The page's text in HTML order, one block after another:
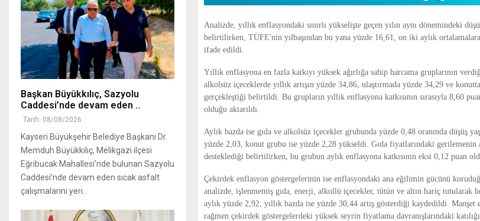
Analizde, yıllık enflasyondaki sınırlı yükselişte geçen yılın aynı dönemindeki
belirtilirken, TÜFE'nin yılbaşından bu yana yüzde 16,61, on iki aylık
ifade edildi.
Yıllık enflasyona en fazla katkıyı yüksek ağırlığa sahip harcama gruplarının
alkolsüz içeceklerde yıllık artışın yüzde 34,86, ulaştırmada yüzde 34,29 ve
gerçekleştiği belirtildi. Bu grupların yıllık enflasyona katkısının sırasıyla 8,60
olduğu aktarıldı.
Aylık bazda ise gıda ve alkolsüz içecekler grubunda yüzde 0,48 oranında düşüş
yüzde 2,03, konut grubu ise yüzde 2,28 yükseldi. Gıda fiyatlarındaki gerilemenin
desteklediği belirtilirken, bu grubun aylık enflasyona katkısının eksi 0,12 puan
Çekirdek enflasyon göstergelerinin ise enflasyondaki ana eğilimin gücünü
analizde, işlenmemiş gıda, enerji, alkollü içecekler, tütün ve altın hariç tutularak
aylık yüzde 2,92, yıllık bazda ise yüzde 30,44 artış gösterdiği kaydedildi. Manşet
rağmen çekirdek göstergelerdeki yüksek seyrin fiyatlama davranışlarındaki
Başkan Büyükkılıç, Sazyolu
Caddesi’nde devam eden ..
Tarih: 08/08/2026
Kayseri Büyükşehir Belediye Başkanı Dr.
Memduh Büyükkılıç, Melikgazi ilçesi
Eğribucak Mahallesi’nde bulunan Sazyolu
Caddesi’nde devam eden sıcak asfalt
çalışmalarını yeri..